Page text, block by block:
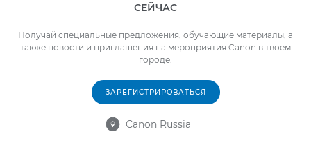
СЕЙЧАС
Получай специальные предложения, обучающие материалы, а
также новости и приглашения на мероприятия Canon в твоем
городе.
ЗАРЕГИСТРИРОВАТЬСЯ
 Canon Russia